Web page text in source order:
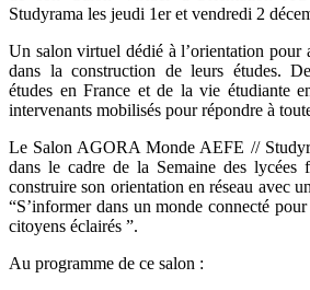
Studyrama les jeudi 1er et vendredi 2
Un salon virtuel dédié à l’orientation pour
dans la construction de leurs études.
études en France et de la vie étudiante
intervenants mobilisés pour répondre à
Le Salon AGORA Monde AEFE //
dans le cadre de la Semaine des lycées
construire son orientation en réseau avec
“S’informer dans un monde connecté
citoyens éclairés ”.
Au programme de ce salon :